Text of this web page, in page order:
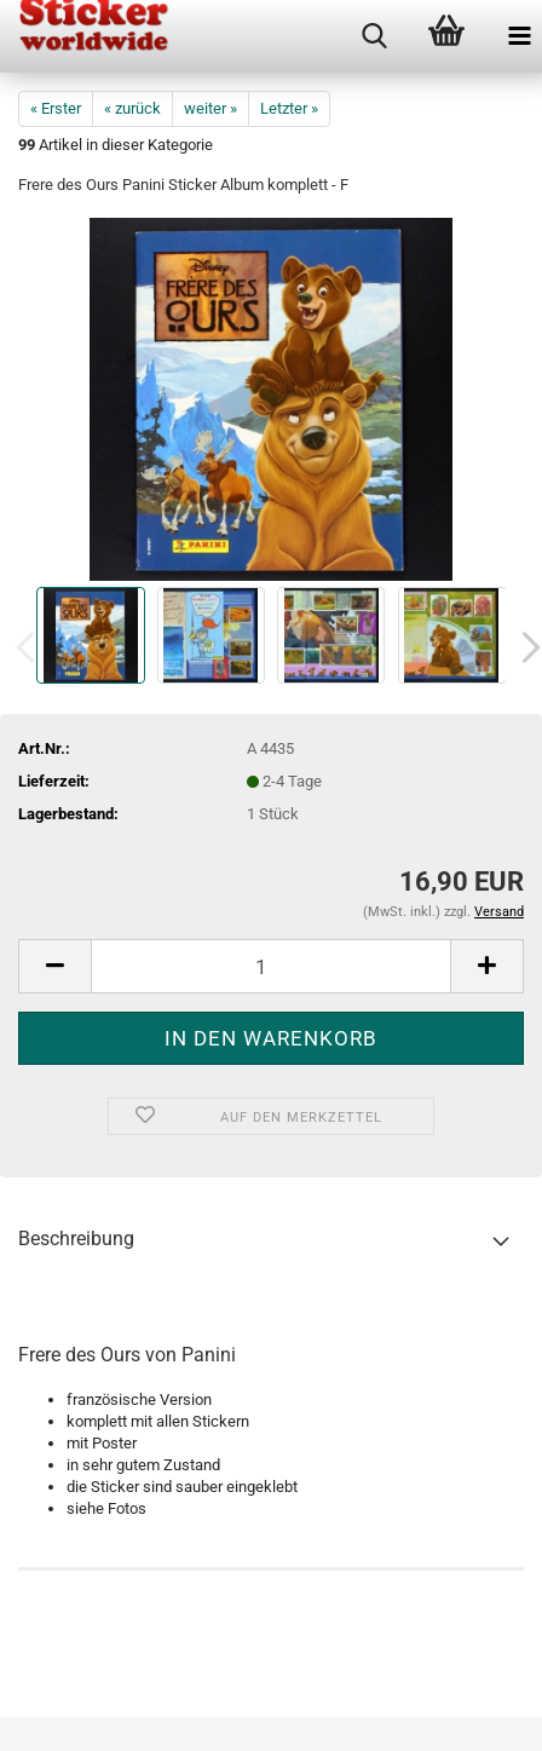
« Erster « zurück weiter »
Letzter »
99 Artikel in dieser Kategorie
Frere des Ours Panini Sticker Album komplett - F
Art.Nr.:
A 4435
Lieferzeit:
2-4 Tage
Lagerbestand:
1Stück
16,90 EUR
(MwSt. inkl.) zzgl. Versand
AUF DEN MERKZETTEL
Beschreibung
Frere des Ours von Panini
französische Version
komplett mit allen Stickern
mit Poster
in sehr gutem Zustand
die Sticker sind sauber eingeklebt
siehe Fotos